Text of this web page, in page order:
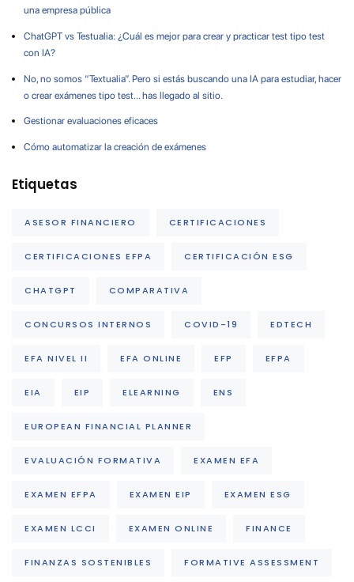
una empresa pública
ChatGPT vs Testualia: ¿Cuál es mejor para crear y practicar test tipo test
con IA?
No, no somos “Textualia”. Pero si estás buscando una IA para estudiar, hacer
o crear exámenes tipo test… has llegado al sitio.
Gestionar evaluaciones eficaces
Cómo automatizar la creación de exámenes
Etiquetas
ASESOR FINANCIERO CERTIFICACIONES
CERTIFICACIONES EFPA CERTIFICACIÓN ESG
CHATGPT COMPARATIVA
CONCURSOS INTERNOS COVID-19 EDTECH
EFA NIVEL II EFA ONLINE EFP EFPA
EIA EIP ELEARNING ENS
EUROPEAN FINANCIAL PLANNER
EVALUACIÓN FORMATIVA EXAMEN EFA
EXAMEN EFPA EXAMEN EIP EXAMEN ESG
EXAMEN LCCI EXAMEN ONLINE FINANCE
FINANZAS SOSTENIBLES FORMATIVE ASSESSMENT